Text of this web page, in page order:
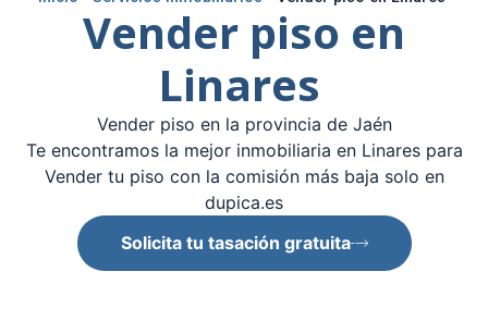
Vender piso en
Linares
Vender piso en la provincia de Jaén
Te encontramos la mejor inmobiliaria en Linares para
Vender tu piso con la comisión más baja solo en
dupica.es
Solicita tu tasación gratuita